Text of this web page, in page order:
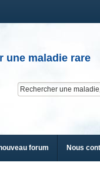
une maladie rare
forum Nous